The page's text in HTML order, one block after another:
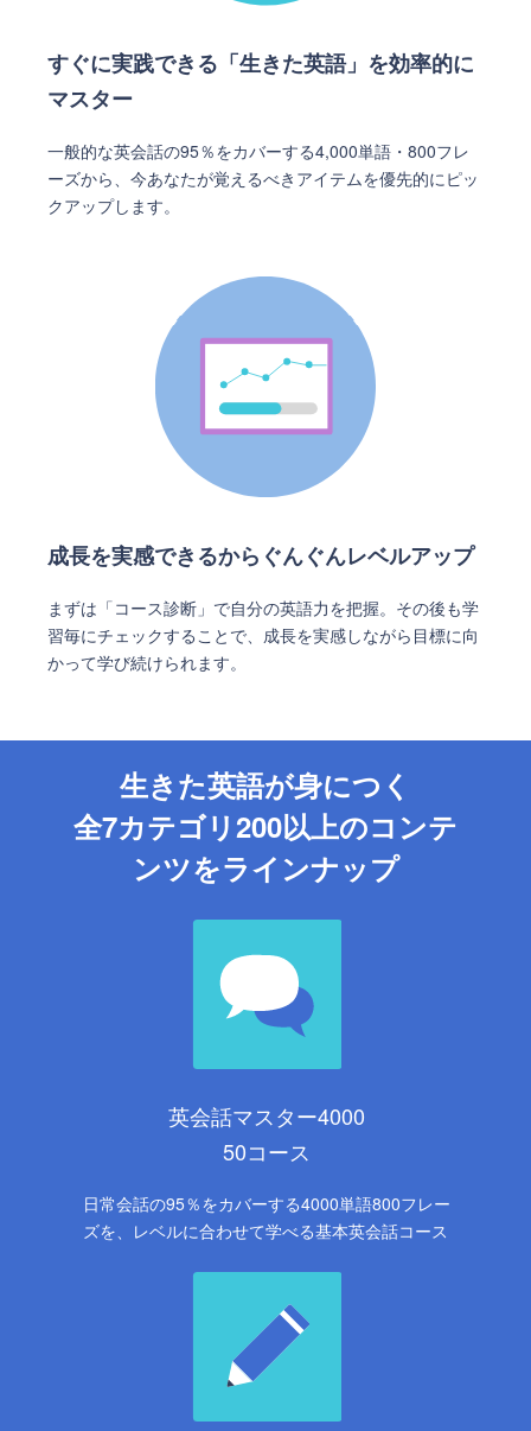
すぐに実践できる「生きた英語」を効率的に
マスター
一般的な英会話の95％をカバーする4,000単語・800フレ
ーズから、今あなたが覚えるべきアイテムを優先的にピッ
クアップします。
成長を実感できるからぐんぐんレベルアップ
まずは「コース診断」で自分の英語力を把握。その後も学
習毎にチェックすることで、成長を実感しながら目標に向
かって学び続けられます。
生きた英語が身につく
全7カテゴリ200以上のコンテ
ンツをラインナップ
英会話マスター4000
50コース
日常会話の95％をカバーする4000単語800フレー
ズを、レベルに合わせて学べる基本英会話コース